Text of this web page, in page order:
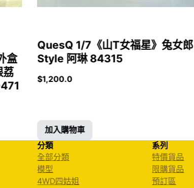
盒
荔
QuesQ 1/7《山T女福星》兔女郎
Style 阿琳 84315
$1,200.0
加入購物車
分類
全部分類
模型
4WD四姑姐
系列
特價貨品
限購貨品
預訂區